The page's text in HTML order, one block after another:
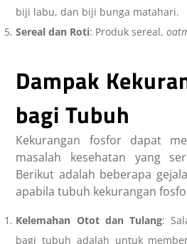
biji labu, dan biji bunga matahari.
Sereal dan Roti: Produk sereal,
Dampak
bagi Tubuh
Kekurangan fosfordapat
masalah kesehatan yang
Berikut adalah beberapa
apabila tubuh kekurangan
Kelemahan Otot dan Tulang:
bagi tubuh adalah untuk